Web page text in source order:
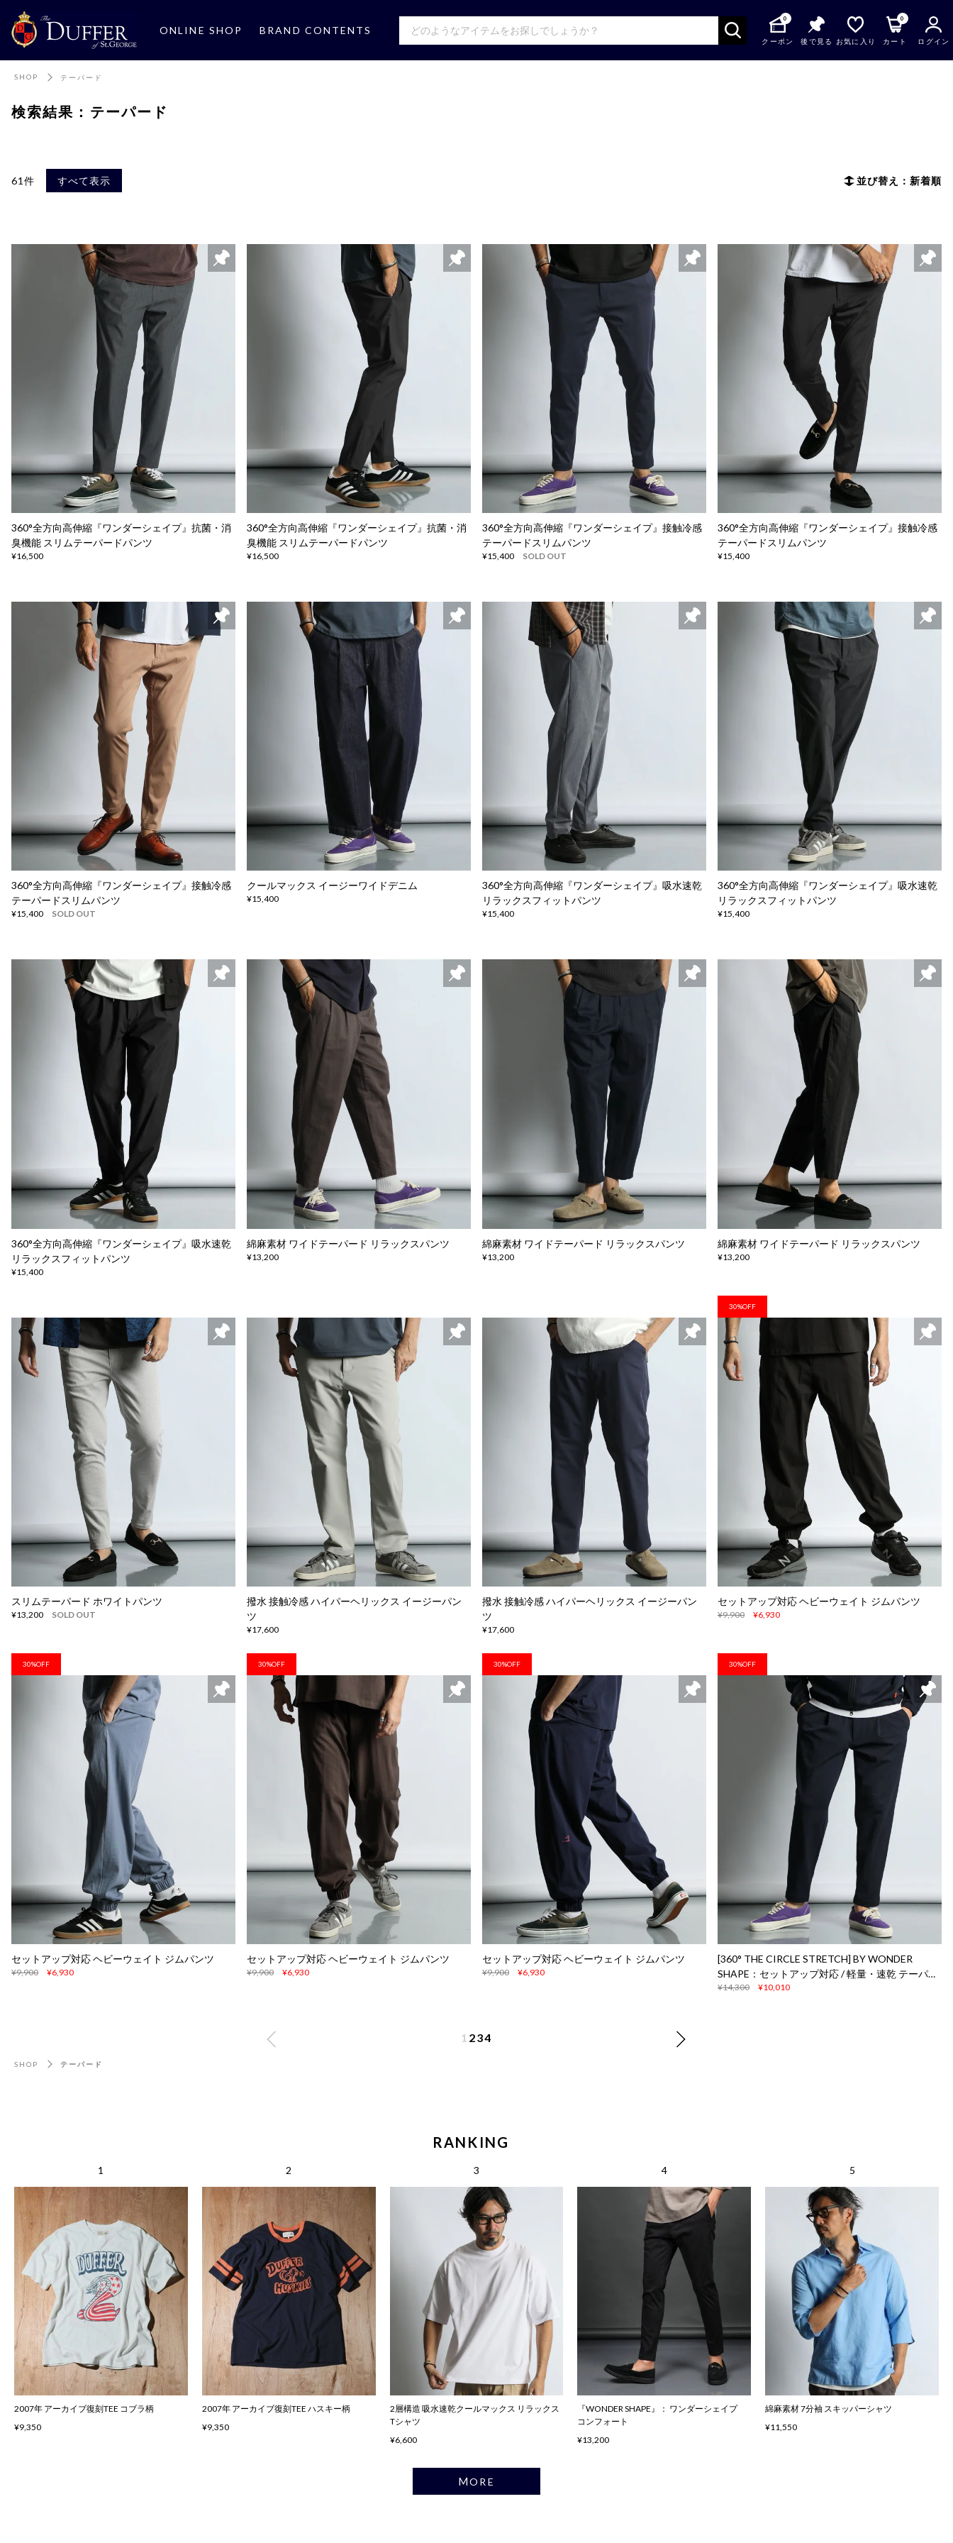
ONLINE SHOP BRAND CONTENTS
0
クーポン 後で見る お気に入り
0
カート ログイン
SHOP テーパード
検索結果：テーパード
61件 すべて表示 並び替え：新着順
360°全方向高伸縮『ワンダーシェイプ』抗菌・消
臭機能 スリムテーパードパンツ
¥16,500
360°全方向高伸縮『ワンダーシェイプ』抗菌・消
臭機能 スリムテーパードパンツ
¥16,500
360°全方向高伸縮『ワンダーシェイプ』接触冷感
テーパードスリムパンツ
¥15,400 SOLD OUT
360°全方向高伸縮『ワンダーシェイプ』接触冷感
テーパードスリムパンツ
¥15,400
360°全方向高伸縮『ワンダーシェイプ』接触冷感
テーパードスリムパンツ
¥15,400 SOLD OUT
クールマックス イージーワイドデニム
¥15,400
360°全方向高伸縮『ワンダーシェイプ』吸水速乾
リラックスフィットパンツ
¥15,400
360°全方向高伸縮『ワンダーシェイプ』吸水速乾
リラックスフィットパンツ
¥15,400
360°全方向高伸縮『ワンダーシェイプ』吸水速乾
リラックスフィットパンツ
¥15,400
綿麻素材 ワイドテーパード リラックスパンツ
¥13,200
綿麻素材 ワイドテーパード リラックスパンツ
¥13,200
綿麻素材 ワイドテーパード リラックスパンツ
¥13,200
スリムテーパード ホワイトパンツ
¥13,200 SOLD OUT
撥水 接触冷感 ハイパーヘリックス イージーパン
ツ
¥17,600
撥水 接触冷感 ハイパーヘリックス イージーパン
ツ
¥17,600
30%OFF
セットアップ対応 ヘビーウェイト ジムパンツ
¥9,900 ¥6,930
30%OFF
セットアップ対応 ヘビーウェイト ジムパンツ
¥9,900 ¥6,930
30%OFF
セットアップ対応 ヘビーウェイト ジムパンツ
¥9,900 ¥6,930
30%OFF
セットアップ対応 ヘビーウェイト ジムパンツ
¥9,900 ¥6,930
30%OFF
[360° THE CIRCLE STRETCH] BY WONDER
SHAPE：セットアップ対応 / 軽量・速乾 テーパー
ドパンツ
¥14,300 ¥10,010
1 234
SHOP テーパード
RANKING
2007年 アーカイブ復刻TEE コブラ柄
¥9,350
2007年 アーカイブ復刻TEE ハスキー柄
¥9,350
2層構造 吸水速乾クールマックス リラックス
Tシャツ
¥6,600
『WONDER SHAPE』： ワンダーシェイプ
コンフォート
¥13,200
綿麻素材 7分袖 スキッパーシャツ
¥11,550
MORE